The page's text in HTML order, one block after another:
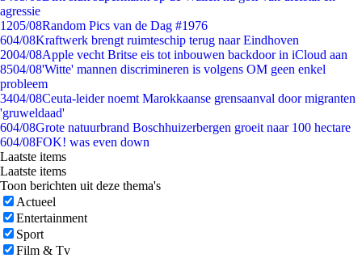
agressie
1205/08Random Pics van de Dag #1976
604/08Kraftwerk brengt ruimteschip terug naar Eindhoven
2004/08Apple vecht Britse eis tot inbouwen backdoor in iCloud aan
8504/08'Witte' mannen discrimineren is volgens OM geen enkel
probleem
3404/08Ceuta-leider noemt Marokkaanse grensaanval door migranten
'gruweldaad'
604/08Grote natuurbrand Boschhuizerbergen groeit naar 100 hectare
604/08FOK! was even down
Laatste items
Laatste items
Toon berichten uit deze thema's
Actueel
Entertainment
Sport
Film & Tv